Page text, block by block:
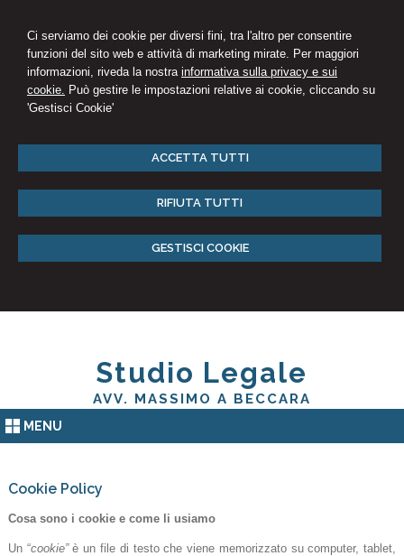
Ci serviamo dei cookie per diversi fini, tra l'altro per consentire
funzioni del sito web e attività di marketing mirate. Per maggiori
informazioni, riveda la nostra informativa sulla privacy e sui
cookie. Può gestire le impostazioni relative ai cookie, cliccando su
'Gestisci Cookie'
ACCETTA TUTTI
RIFIUTA TUTTI
GESTISCI COOKIE
Studio Legale
AVV. MASSIMO A BECCARA
MENU
Cookie Policy
Cosa sono i cookie e come li usiamo
Un “cookie”è un file di testo che viene memorizzato su computer, tablet,